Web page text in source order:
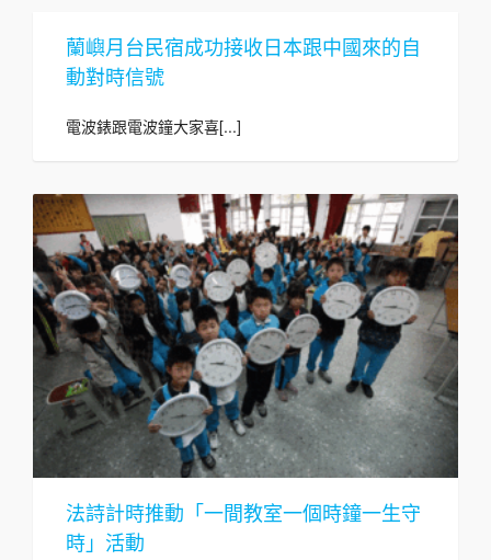
蘭嶼月台民宿成功接收日本跟中國來的自
動對時信號
電波錶跟電波鐘大家喜[...]
法詩計時推動「一間教室一個時鐘一生守
時」活動